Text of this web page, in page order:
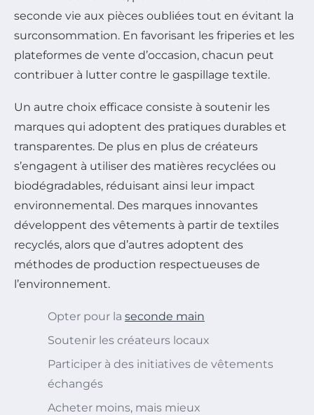
seconde vie aux pièces oubliées tout en évitant la
surconsommation. En favorisant les friperies et les
plateformes de vente d’occasion, chacun peut
contribuer à lutter contre le gaspillage textile.
Un autre choix efficace consiste à soutenir les
marques qui adoptent des pratiques durables et
transparentes. De plus en plus de créateurs
s’engagent à utiliser des matières recyclées ou
biodégradables, réduisant ainsi leur impact
environnemental. Des marques innovantes
développent des vêtements à partir de textiles
recyclés, alors que d’autres adoptent des
méthodes de production respectueuses de
l’environnement.
Opter pour la seconde main
Soutenir les créateurs locaux
Participer à des initiatives de vêtements
échangés
Acheter moins, mais mieux